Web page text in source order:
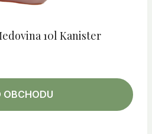
10l Kanister
OBCHODU